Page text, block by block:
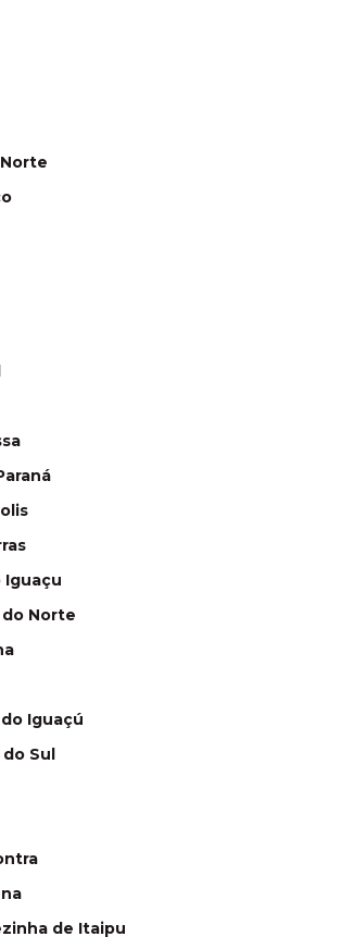
Norte
Iguaçu
do Norte
do Iguaçú
do Sul
de Itaipu